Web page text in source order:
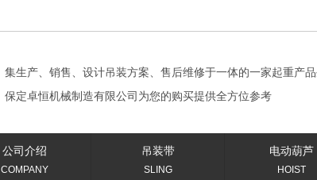
集生产、销售、设计吊装方案、售后维修于一体的一家起重产
保定卓恒机械制造有限公司为您的购买提供全方位参考
公司介绍
COMPANY
吊装带
SLING
电动葫芦
HOIST